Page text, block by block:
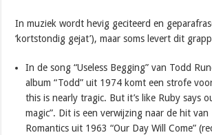
In muziek wordt hevig geciteerd en
‘kortstondig gejat’), maar soms levert dit
In de song “Useless Begging” van Todd
album “Todd” uit 1974 komt een strofe
this is nearly tragic. But it’s like Ruby says
magic”. Dit is een verwijzing naar de hit
Romantics uit 1963 “Our Day Will Come”